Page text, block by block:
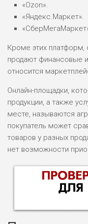
«Ozon».
«Яндекс.Маркет».
Кроме этих платформ,
продают финансовые
относится
Онлайн-площадки,
продукции, а также
месте, называются
покупатель может
товаров у разных
нет возможности